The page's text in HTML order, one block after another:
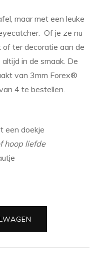
maar met een leuke
Of je ze nu
ter decoratie aan de
in de smaak. De
van 3mm Forex®
4 te bestellen.
een doekje
hoop liefde